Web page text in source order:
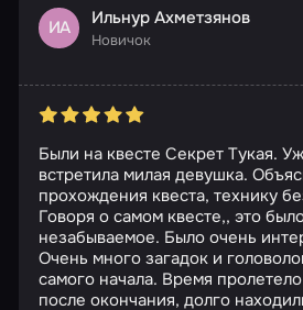
ИА Ильнур Ахметзянов
Новичок
Были на квесте Секрет Тукая.
встретила милая девушка.
прохождения квеста, технику
Говоря о самом квесте,, это
незабываемое. Было очень
Очень много загадок и
самого начала. Время
после окончания, долго